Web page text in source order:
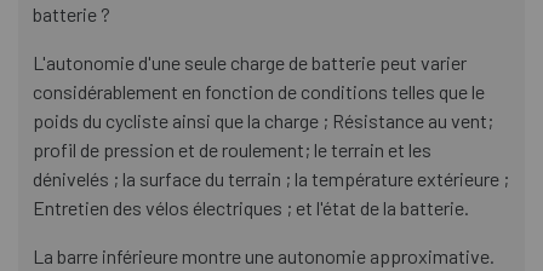
batterie ?
L'autonomie d'une seule charge de batterie peut varier
considérablement en fonction de conditions telles que le
poids du cycliste ainsi que la charge ; Résistance au vent;
profil de pression et de roulement; le terrain et les
dénivelés ; la surface du terrain ; la température extérieure ;
Entretien des vélos électriques ; et l'état de la batterie.
La barre inférieure montre une autonomie approximative.